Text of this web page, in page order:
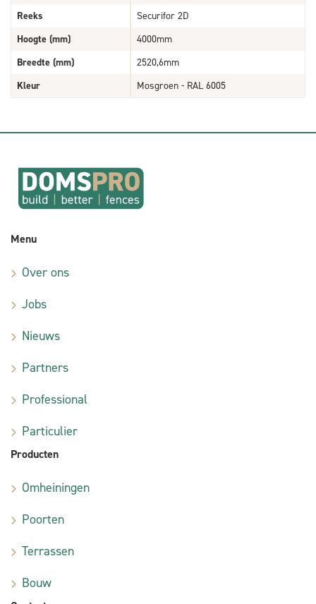
Reeks
Securifor 2D
Hoogte (mm)
4000mm
Breedte (mm)
2520,6mm
Kleur
Mosgroen - RAL 6005
Menu
Over ons
Jobs
Nieuws
Partners
Professional
Particulier
Producten
Omheiningen
Poorten
Terrassen
Bouw